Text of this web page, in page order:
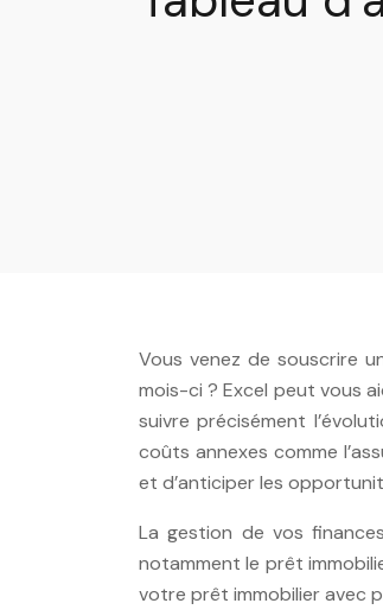
Vous venez de souscrire
mois-ci ? Excel peut vous
suivre précisément
coûts annexes comme
et d’anticiper les
La gestion de vos
notamment le prêt
votre prêt immobilier avec